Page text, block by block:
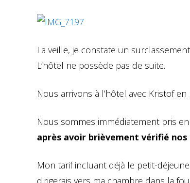
La veille, je constate un
L’hôtel ne possède pas de suite.
Nous arrivons à l’hôtel avec Kristof
Nous sommes immédiatement pris
après avoir brièvement vérifié nos
Mon tarif incluant déjà le petit-
dirigerais vers ma chambre dans la